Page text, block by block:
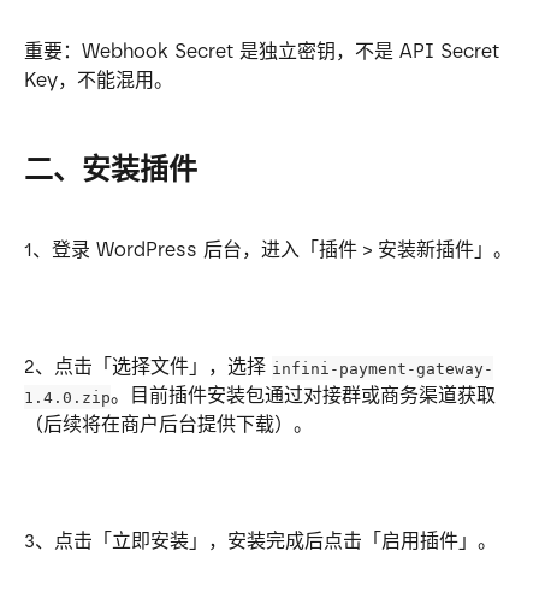
重要：Webhook Secret 是独立密钥，不是 API Secret
Key，不能混用。
二、安装插件
1、登录 WordPress 后台，进入「插件 > 安装新插件」。
2、点击「选择文件」，选择 infini-payment-gateway-
1.4.0.zip。目前插件安装包通过对接群或商务渠道获取
（后续将在商户后台提供下载）。
3、点击「立即安装」，安装完成后点击「启用插件」。